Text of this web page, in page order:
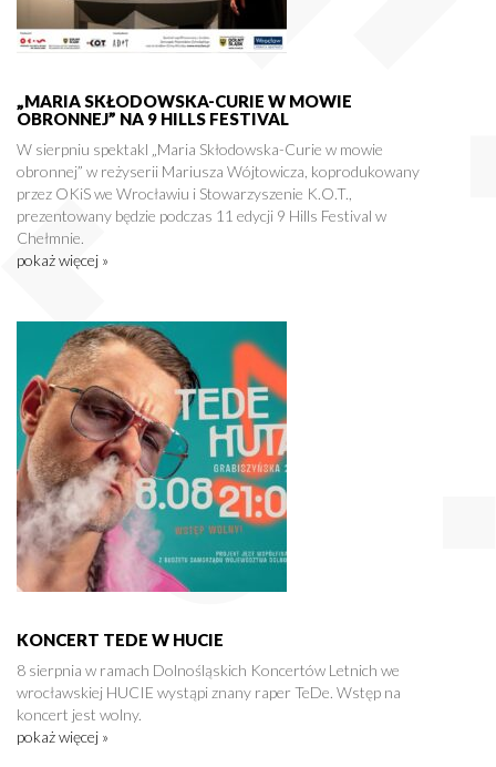
„MARIA SKŁODOWSKA-CURIE W MOWIE
OBRONNEJ” NA 9 HILLS FESTIVAL
W sierpniu spektakl „Maria Skłodowska-Curie w mowie
obronnej” w reżyserii Mariusza Wójtowicza, koprodukowany
przez OKiS we Wrocławiu i Stowarzyszenie K.O.T.,
prezentowany będzie podczas 11 edycji 9 Hills Festival w
Chełmnie.
pokaż więcej »
KONCERT TEDE W HUCIE
8 sierpnia w ramach Dolnośląskich Koncertów Letnich we
wrocławskiej HUCIE wystąpi znany raper TeDe. Wstęp na
koncert jest wolny.
pokaż więcej »